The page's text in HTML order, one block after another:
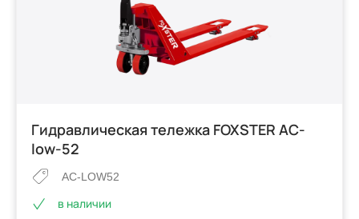
Гидравлическая тележка FOXSTER AC-
low-52
AC-LOW52
в наличии